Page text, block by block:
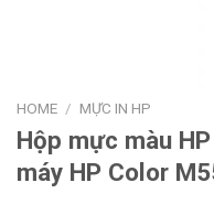
HOME / MỰC IN HP
Hộp mực màu
máy HP Color